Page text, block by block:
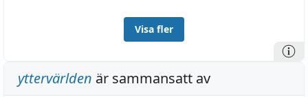
Visa fler
yttervärlden är sammansatt av